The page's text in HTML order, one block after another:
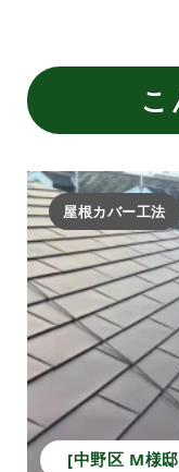
屋根カバー工法